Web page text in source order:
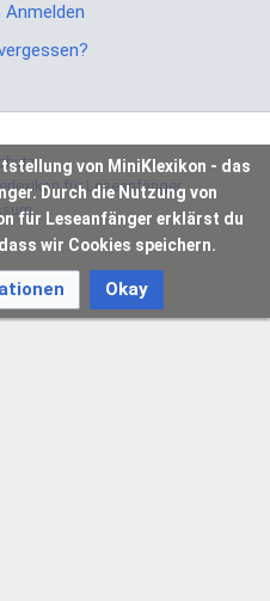
für Leseanfänger
von MiniKlexikon - das
Durch die Nutzung von
für Leseanfänger erklärst du
wir Cookies speichern.
Okay